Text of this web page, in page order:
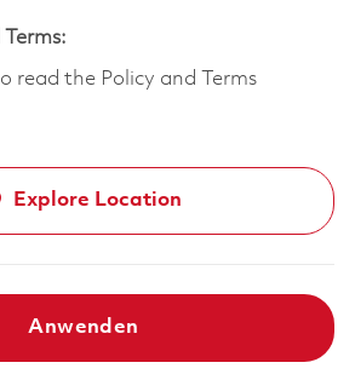
read the Policy and Terms
Explore Location
Anwenden